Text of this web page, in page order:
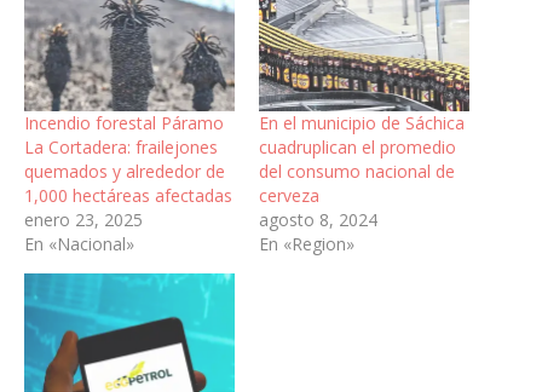
Incendio forestal Páramo
La Cortadera: frailejones
quemados y alrededor de
1,000 hectáreas afectadas
enero 23, 2025
En «Nacional»
En el municipio de Sáchica
cuadruplican el promedio
del consumo nacional de
cerveza
agosto 8, 2024
En «Region»